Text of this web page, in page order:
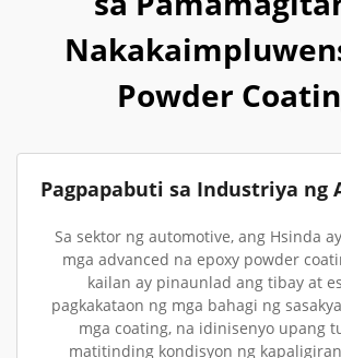
Powder
Pagpapabuti sa Industriya ng
Sa sektor ng automotive, ang Hsinda
mga advanced na epoxy powder
kailan ay pinaunlad ang tibay at
pagkakataon ng mga bahagi ng
mga coating, na idinisenyo upang
matitinding kondisyon ng